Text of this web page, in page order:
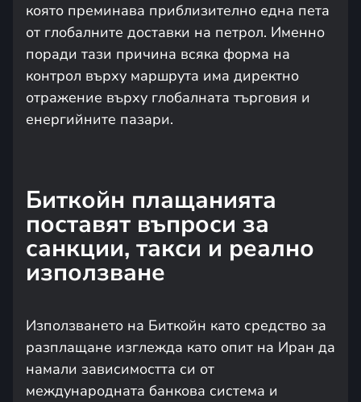
която преминава приблизително една пета
от глобалните доставки на петрол. Именно
поради тази причина всяка форма на
контрол върху маршрута има директно
отражение върху глобалната търговия и
енергийните пазари.
Биткойн плащанията
поставят въпроси за
санкции, такси и реално
използване
Използването на Биткойн като средство за
разплащане изглежда като опит на Иран да
намали зависимостта си от
международната банкова система и